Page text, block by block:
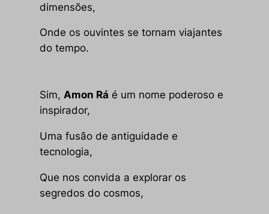
dimensões,
Onde os ouvintes se tornam viajantes
do tempo.
Sim,Amon Rá é um nome poderoso e
inspirador,
Uma fusão de antiguidade e
tecnologia,
Que nos convida a explorar os
segredos do cosmos,